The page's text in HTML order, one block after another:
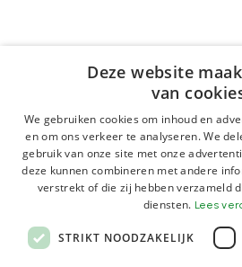
Deze website
van
We gebruiken cookies om inhoud en
en om ons verkeer te analyseren. We
gebruik van onze site met onze
deze kunnen combineren met andere
verstrekt of die zij hebben verzameld
diensten. Lees
STRIKT NOODZAKELIJK